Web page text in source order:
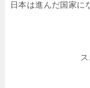
日本は進んだ国家に